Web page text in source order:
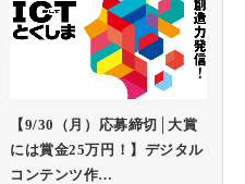
【9/30（月）応募締切│大賞
には賞金25万円！】デジタル
コンテンツ作…